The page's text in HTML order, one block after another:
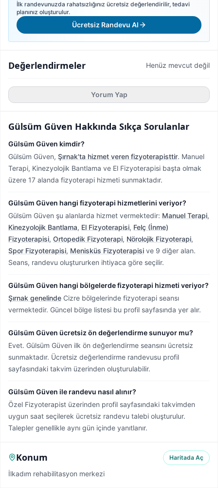
İlk randevunuzda rahatsızlığınız ücretsiz değerlendirilir, tedavi
planınız oluşturulur.
Ücretsiz Randevu Al
Değerlendirmeler Henüz mevcut değil
Yorum Yap
Gülsüm Güven Hakkında Sıkça Sorulanlar
Gülsüm Güven kimdir?
Gülsüm Güven, Şırnak'ta hizmet veren fizyoterapisttir. Manuel
Terapi, Kinezyolojik Bantlama ve El Fizyoterapisi başta olmak
üzere 17 alanda fizyoterapi hizmeti sunmaktadır.
Gülsüm Güven hangi fizyoterapi hizmetlerini veriyor?
Gülsüm Güven şu alanlarda hizmet vermektedir: Manuel Terapi,
Kinezyolojik Bantlama, El Fizyoterapisi, Felç (İnme)
Fizyoterapisi, Ortopedik Fizyoterapi, Nörolojik Fizyoterapi,
Spor Fizyoterapisi, Menisküs Fizyoterapisi ve 9 diğer alan.
Seans, randevu oluştururken ihtiyaca göre seçilir.
Gülsüm Güven hangi bölgelerde fizyoterapi hizmeti veriyor?
Şırnak genelinde Cizre bölgelerinde fizyoterapi seansı
vermektedir. Güncel bölge listesi bu profil sayfasında yer alır.
Gülsüm Güven ücretsiz ön değerlendirme sunuyor mu?
Evet. Gülsüm Güven ilk ön değerlendirme seansını ücretsiz
sunmaktadır. Ücretsiz değerlendirme randevusu profil
sayfasındaki takvim üzerinden oluşturulabilir.
Gülsüm Güven ile randevu nasıl alınır?
Özel Fizyoterapist üzerinden profil sayfasındaki takvimden
uygun saat seçilerek ücretsiz randevu talebi oluşturulur.
Talepler genellikle aynı gün içinde yanıtlanır.
Konum
İlkadım rehabilitasyon merkezi
Haritada Aç